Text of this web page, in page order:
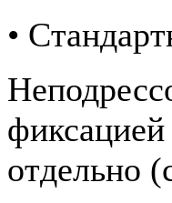
•
фиксацией
отдельно